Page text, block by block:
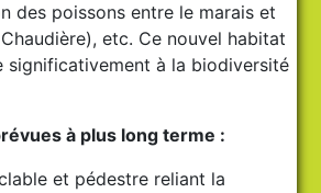
des poissons entre le marais et
etc. Ce nouvel habitat
significativement à la biodiversité
à plus long terme :
et pédestre reliant la